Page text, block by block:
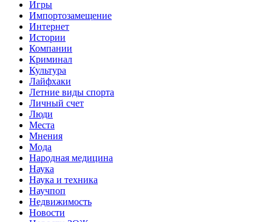
Игры
Импортозамещение
Интернет
Истории
Компании
Криминал
Культура
Лайфхаки
Летние виды спорта
Личный счет
Люди
Места
Мнения
Мода
Народная медицина
Наука
Наука и техника
Научпоп
Недвижимость
Новости